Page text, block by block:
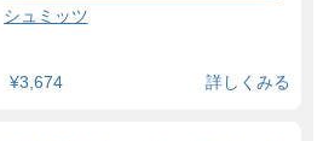
シュミッツ
¥3,674 詳しくみる